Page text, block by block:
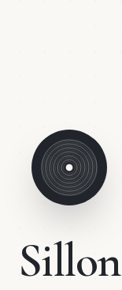
Sillon